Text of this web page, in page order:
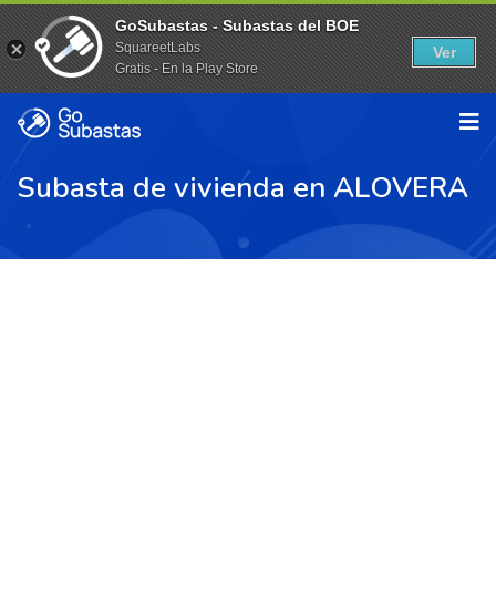
Subasta de vivienda en ALOVERA
GoSubastas - Subastas del BOE
SquareetLabs
Gratis - En la Play Store
Ver